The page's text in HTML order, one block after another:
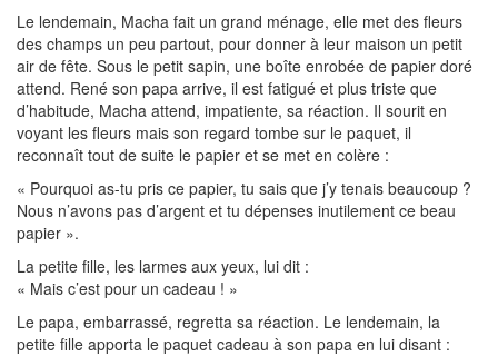
Le lendemain, Macha fait un grand ménage, elle met des fleurs
des champs un peu partout, pour donner à leur maison un petit
air de fête. Sous le petit sapin, une boîte enrobée de papier doré
attend. René son papa arrive, il est fatigué et plus triste que
d’habitude, Macha attend, impatiente, sa réaction. Il sourit en
voyant les fleurs mais son regard tombe sur le paquet, il
reconnaît tout de suite le papier et se met en colère :
« Pourquoi as-tu pris ce papier, tu sais que j’y tenais beaucoup ?
Nous n’avons pas d’argent et tu dépenses inutilement ce beau
papier ».
La petite fille, les larmes aux yeux, lui dit :
« Mais c’est pour un cadeau ! »
Le papa, embarrassé, regretta sa réaction. Le lendemain, la
petite fille apporta le paquet cadeau à son papa en lui disant :